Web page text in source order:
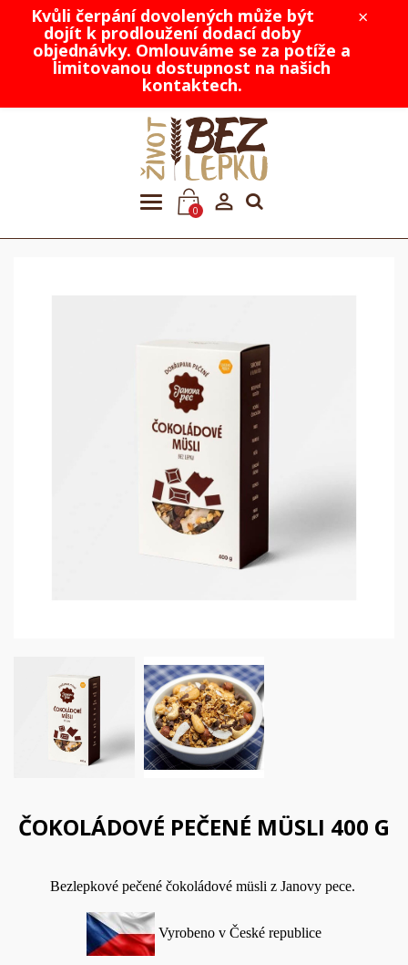
×
Kvůli čerpání dovolených může být
dojít k prodloužení dodací doby
objednávky. Omlouváme se za potíže a
limitovanou dostupnost na našich
kontaktech.
0 
ČOKOLÁDOVÉ PEČENÉ MÜSLI 400 G
Bezlepkové pečené čokoládové müsli z Janovy pece.
Vyrobeno v České republice